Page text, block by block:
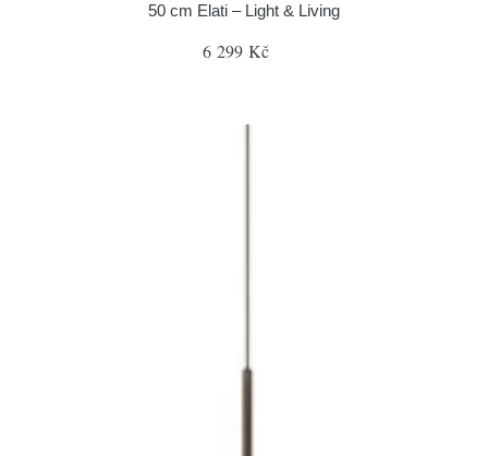
50 cm Elati – Light & Living
6 299 Kč